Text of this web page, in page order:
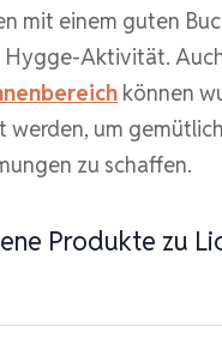
mit einem guten
Hygge-Aktivität.
können
werden, um
zu schaffen.
Produkte zu